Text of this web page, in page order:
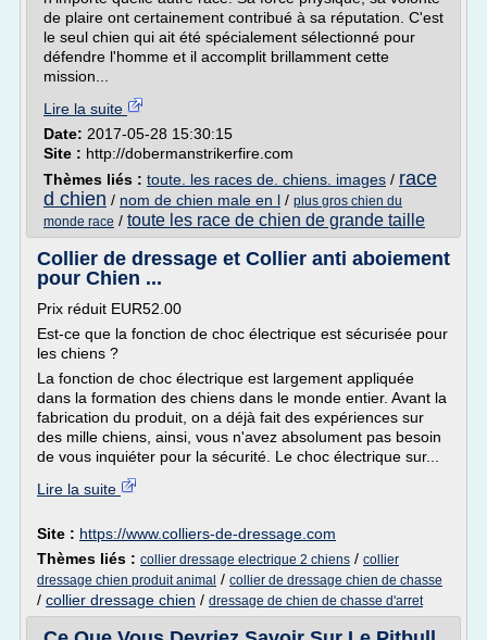
de plaire ont certainement contribué à sa réputation. C'est
le seul chien qui ait été spécialement sélectionné pour
défendre l'homme et il accomplit brillamment cette
mission...
Lire la suite
Date: 2017-05-28 15:30:15
Site : http://dobermanstrikerfire.com
Thèmes liés : toute. les races de. chiens. images / race
d chien / nom de chien male en l / plus gros chien du
monde race / toute les race de chien de grande taille
Collier de dressage et Collier anti aboiement
pour Chien ...
Prix réduit EUR52.00
Est-ce que la fonction de choc électrique est sécurisée pour
les chiens ?
La fonction de choc électrique est largement appliquée
dans la formation des chiens dans le monde entier. Avant la
fabrication du produit, on a déjà fait des expériences sur
des mille chiens, ainsi, vous n'avez absolument pas besoin
de vous inquiéter pour la sécurité. Le choc électrique sur...
Lire la suite
Site : https://www.colliers-de-dressage.com
Thèmes liés : collier dressage electrique 2 chiens / collier
dressage chien produit animal / collier de dressage chien de chasse
/ collier dressage chien / dressage de chien de chasse d'arret